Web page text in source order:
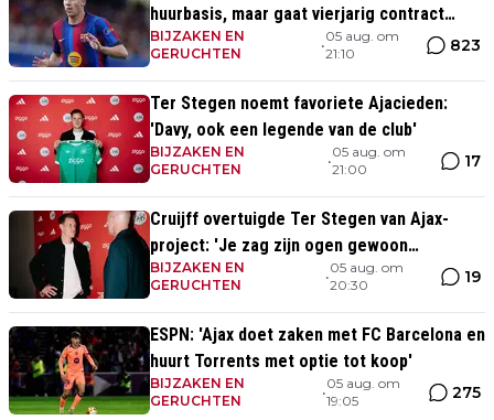
huurbasis, maar gaat vierjarig contract
tekenen bij Ajax'
BIJZAKEN EN
GERUCHTEN
•
05 aug. om
21:10
823
Ter Stegen noemt favoriete Ajacieden:
'Davy, ook een legende van de club'
BIJZAKEN EN
GERUCHTEN
•
05 aug. om
21:00
17
Cruijff overtuigde Ter Stegen van Ajax-
project: 'Je zag zijn ogen gewoon
oplichten'
BIJZAKEN EN
GERUCHTEN
•
05 aug. om
20:30
19
ESPN: 'Ajax doet zaken met FC Barcelona en
huurt Torrents met optie tot koop'
BIJZAKEN EN
GERUCHTEN
•
05 aug. om
19:05
275